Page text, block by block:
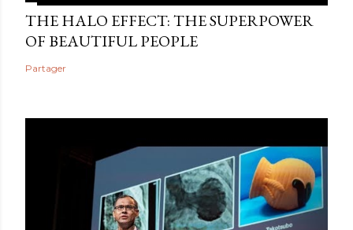
THE HALO EFFECT: THE SUPERPOWER
OF BEAUTIFUL PEOPLE
Partager